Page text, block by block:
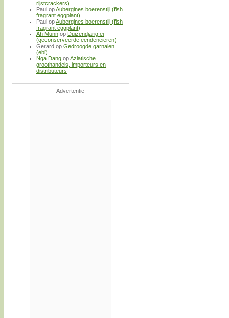
rijstcrackers)
Paul opAubergines boerenstijl (fish
fragrant eggplant)
Paul opAubergines boerenstijl (fish
fragrant eggplant)
Ah Munn op Duizendjarig ei
(geconserveerde eendeneieren)
Gerard op Gedroogde garnalen
(ebi)
Nga Dang opAziatische
groothandels, importeurs en
distributeurs
- Advertentie -